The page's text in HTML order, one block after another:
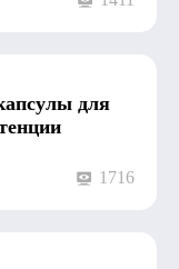
для
1716